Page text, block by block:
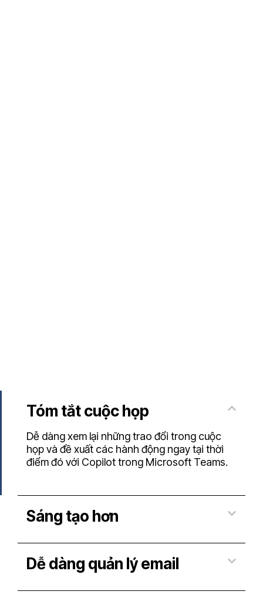
Tóm tắt cuộc họp
Dễ dàng xem lại những trao đổi trong cuộc
họp và đề xuất các hành động ngay tại thời
điểm đó với Copilot trong Microsoft Teams.
Sáng tạo hơn
Dễ dàng quản lý email